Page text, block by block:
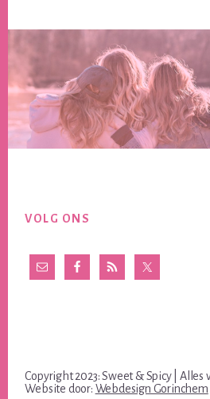
VOLG ONS
Copyright 2023: Sweet & Spicy | Alles
Website door: Webdesign Gorinchem